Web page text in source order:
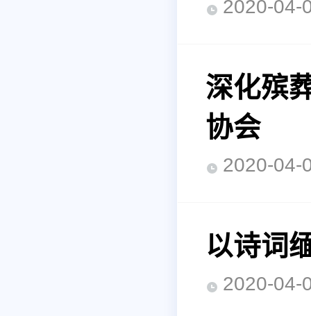
2020-
深化殡
协会
2020-
以诗词
2020-